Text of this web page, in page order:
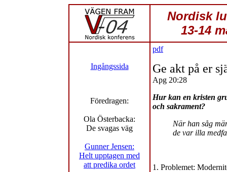
Nordisk
13-14
Ingångssida
Föredragen:
Ola Österbacka:
De svagas väg
Gunner Jensen:
Helt upptagen med
att predika ordet
pdf
Ge akt på er
Apg 20:28
Hur kan en kristen
och sakrament?
När han såg
de var illa
1. Problemet: